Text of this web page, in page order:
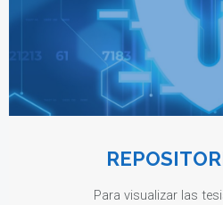
Para visualizar las